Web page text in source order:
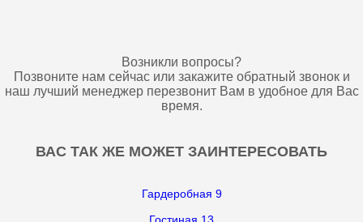
Возникли вопросы?
Позвоните нам сейчас или закажите обратный звонок и
наш лучший менеджер перезвонит Вам в удобное для Вас
время.
ВАС ТАК ЖЕ МОЖЕТ ЗАИНТЕРЕСОВАТЬ
Гардеробная 9